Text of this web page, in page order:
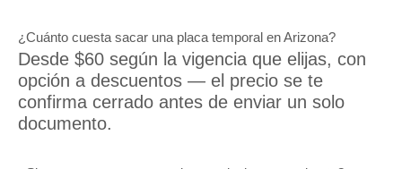
¿Cuánto cuesta sacar una placa temporal en Arizona?
Desde $60 según la vigencia que elijas, con
opción a descuentos — el precio se te
confirma cerrado antes de enviar un solo
documento.